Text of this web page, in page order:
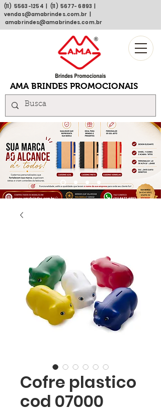
(11) 5563 -1254 | (11) 5677- 6893
vendas@amabrindes.com.br
amabrindes@amabrindes.com.br
AMA BRINDES PROMOCIONAIS
Cofre plastico
cod 07000